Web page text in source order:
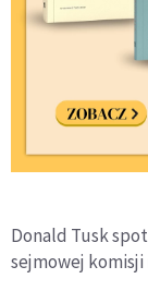
Donald Tusk
sejmowej komisji